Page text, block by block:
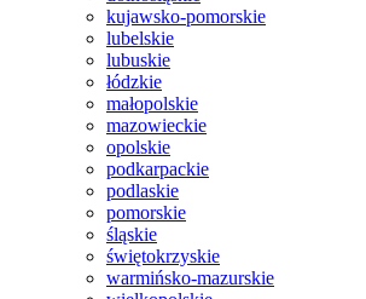
kujawsko-pomorskie
lubelskie
lubuskie
łódzkie
małopolskie
mazowieckie
opolskie
podkarpackie
podlaskie
pomorskie
śląskie
świętokrzyskie
warmińsko-mazurskie